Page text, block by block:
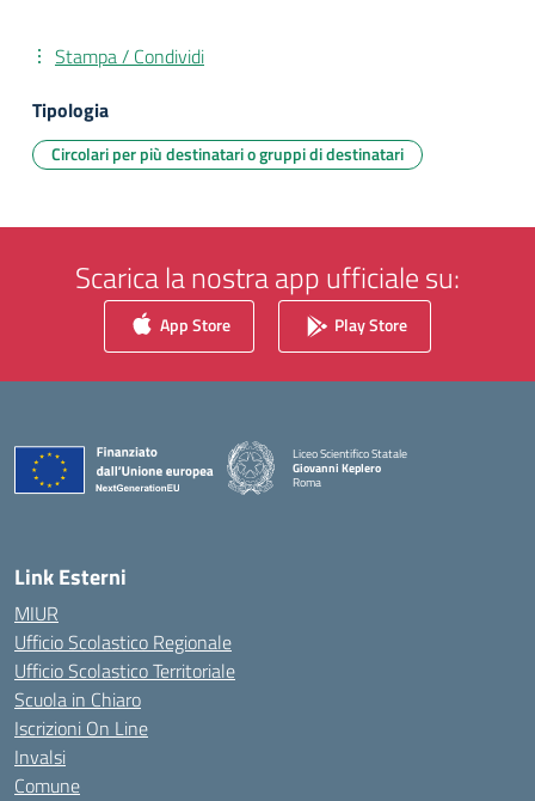
Stampa / Condividi
Tipologia
Circolari per più destinatari o gruppi di destinatari
Scarica la nostra app ufficiale su:
App Store Play Store
Liceo Scientifico Statale
Giovanni Keplero
Roma
Link Esterni
MIUR
Ufficio Scolastico Regionale
Ufficio Scolastico Territoriale
Scuola in Chiaro
Iscrizioni On Line
Invalsi
Comune